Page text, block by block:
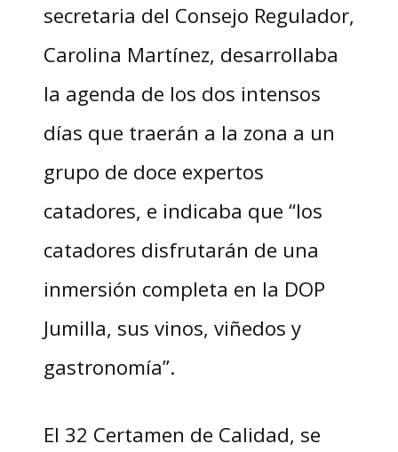
secretaria del Consejo Regulador,
Carolina Martínez, desarrollaba
la agenda de los dos intensos
días que traerán a la zona a un
grupo de doce expertos
catadores, e indicaba que “los
catadores disfrutarán de una
inmersión completa en la DOP
Jumilla, sus vinos, viñedos y
gastronomía”.
El 32 Certamen de Calidad, se